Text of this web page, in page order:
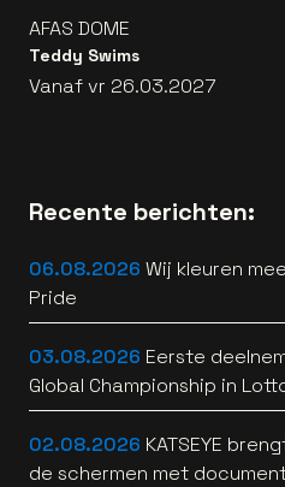
AFAS DOME
Teddy Swims
Vanaf vr 26.03.2027
Recente berichten:
06.08.2026 Wij kleuren
Pride
03.08.2026 Eerste
Global Championship in
bekend
02.08.2026 KATSEYE
de schermen met